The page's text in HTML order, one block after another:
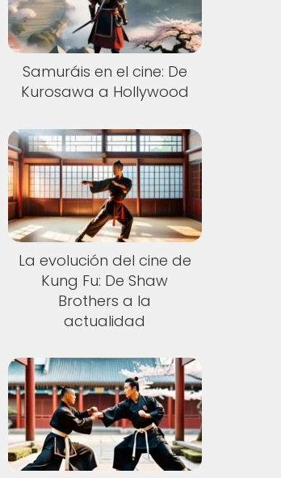
Samuráis en el cine: De
Kurosawa a Hollywood
La evolución del cine de
Kung Fu: De Shaw
Brothers a la
actualidad